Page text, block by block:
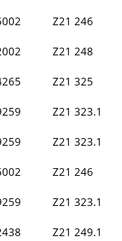
Z21 246
Z21 248
Z21 325
Z21 323.1
Z21 323.1
Z21 246
Z21 323.1
Z21 249.1